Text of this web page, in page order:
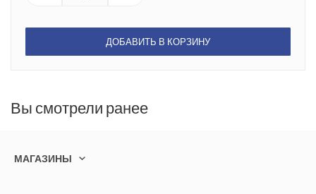
ДОБАВИТЬ В КОРЗИНУ
Вы смотрели ранее
МАГАЗИНЫ